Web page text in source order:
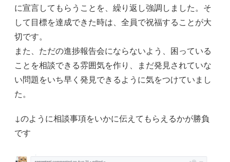
に宣言してもらうことを、繰り返し強調しました。そ
して目標を達成できた時は、全員で祝福することが大
切です。
また、ただの進捗報告会にならないよう、困っている
ことを相談できる雰囲気を作り、まだ発見されていな
い問題をいち早く発見できるように気をつけていまし
た。
↓のように相談事項をいかに伝えてもらえるかが勝負
です